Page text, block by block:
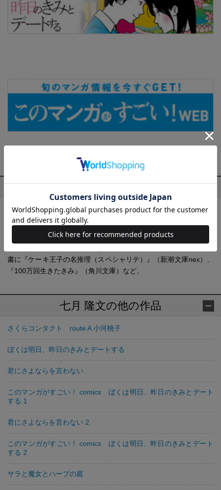
プロフィール
七月 隆文(ななつき たかふみ)
大阪府生まれ。京都精華大学美術学部卒。ライトノベルから一般
文芸まで幅広く活躍。『ぼくは明日、昨日のきみとデートする』
書に『ケーキ王子の名推理（スペシャリテ）』（新潮文庫nex）、
『100万回生きたきみ』（角川文庫）など。
七月 隆文の他の作品
さくらコンタクト route A 小河桃子
ぼくは明日、昨日のきみとデートする
君にさよならを言わない
このマンガがすごい！ comics ぼくは明日、昨日のきみとデート
する 1
君にさよならを言わない 2
このマンガがすごい！ comics ぼくは明日、昨日のきみとデート
する 2
サラと魔女とハーブの庭